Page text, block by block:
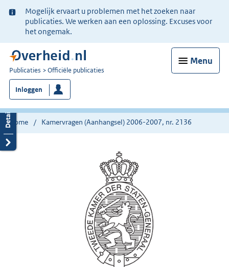
Ter
informatie:
Mogelijk ervaart u problemen met het zoeken naar
publicaties. We werken aan een oplossing. Excuses voor
het ongemak.
Menu
U
bent
nu
hier:
Publicaties Officiële publicaties
Inloggen
Home Kamervragen (Aanhangsel) 2006-2007, nr. 2136